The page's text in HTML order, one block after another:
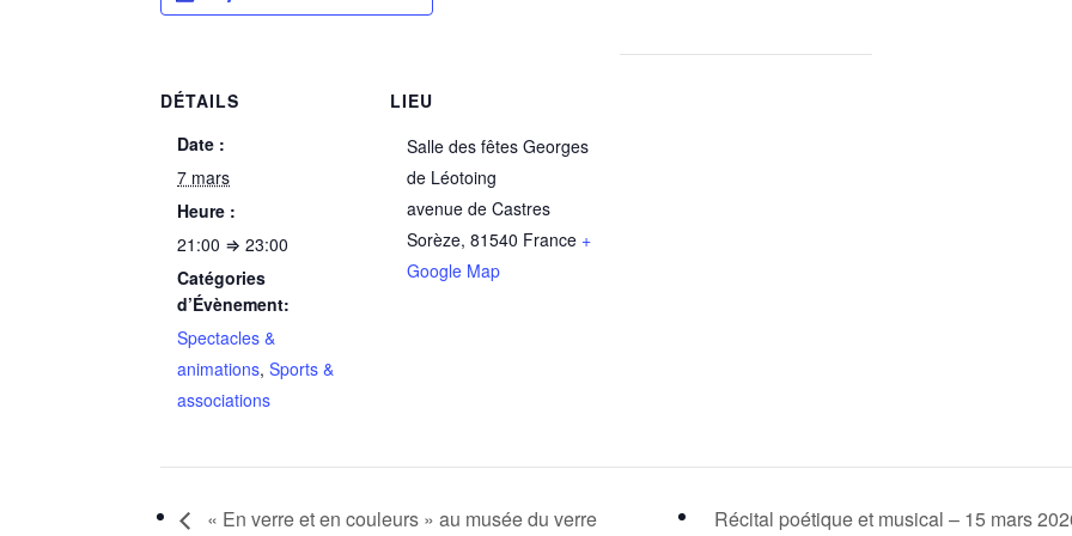
DÉTAILS
Date :
7 mars
Heure :
21:00 ⇒ 23:00
Catégories
d’Évènement:
Spectacles &
animations,Sports &
associations
LIEU
Salle des fêtes Georges
de Léotoing
avenue de Castres
Sorèze, 81540 France +
Google Map
« En verre et en couleurs » au musée du verre Récital poétique et musical – 15 mars